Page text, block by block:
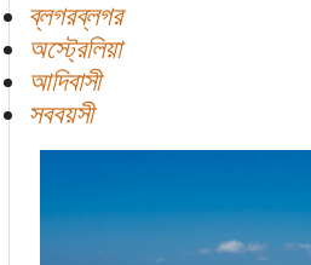
ব্লগরব্লগর
অস্ট্রেলিয়া
আদিবাসী
সববয়সী